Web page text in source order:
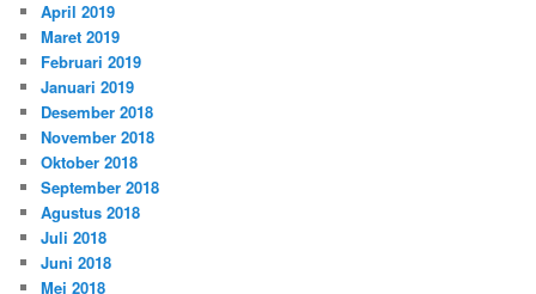
April 2019
Maret 2019
Februari 2019
Januari 2019
Desember 2018
November 2018
Oktober 2018
September 2018
Agustus 2018
Juli 2018
Juni 2018
Mei 2018